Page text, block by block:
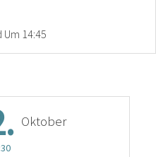
Um 14:45
Oktober